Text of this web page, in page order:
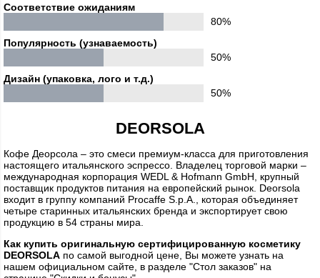
Соответствие ожиданиям
80%
Популярность (узнаваемость)
50%
Дизайн (упаковка, лого и т.д.)
50%
DEORSOLA
Кофе Деорсола – это смеси премиум-класса для приготовления
настоящего итальянского эспрессо. Владелец торговой марки –
международная корпорация WEDL & Hofmann GmbH, крупный
поставщик продуктов питания на европейский рынок. Deorsola
входит в группу компаний Procaffe S.p.A., которая объединяет
четыре старинных итальянских бренда и экспортирует свою
продукцию в 54 страны мира.
Как купить оригинальную сертифицированную косметику
DEORSOLA по самой выгодной цене, Вы можете узнать на
нашем официальном сайте, в разделе "Стол заказов" на